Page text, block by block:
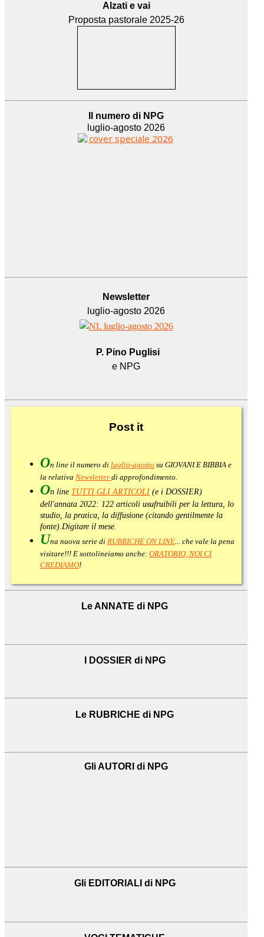
Alzati e vai
Proposta pastorale 2025-26
Il numero di NPG
luglio-agosto 2026
Newsletter
luglio-agosto 2026
P. Pino Puglisi
e NPG
Post it
On line il numero di luglio-agosto su GIOVANI E BIBBIA e
la relativa Newsletter di approfondimento
On line TUTTI GLI ARTICOLI (e i DOSSIER)
dell'annata 2022: 122 articoli usufruibili per la lettura, lo
studio, la pratica, la diffusione (citando gentilmente la
fonte). Digitare il mese.
Una nuova serie di RUBRICHE ON LINE ... che vale la pena
visitare!!! E sottolineiamo anche: ORATORIO, NOI CI
CREDIAMO!
Le ANNATE di NPG
I DOSSIER di NPG
Le RUBRICHE di NPG
Gli AUTORI di NPG
Gli EDITORIALI di NPG